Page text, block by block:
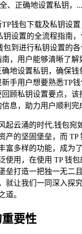
、正确地设置私钥，...
钱包下载及私钥设
钥设置的全流程指南
包到进行私钥设置的各
，用户能够清晰了解
确地设置私钥，确保钱
手用户想要熟悉TP
顾私钥设置要点，该
息，助力用户顺利完
起云涌的时代,钱包宛
产的坚固堡垒，而 TP
富多样的功能，成为
使用，在使用 TP 钱
垒打造一把独一无二
就让我们一同深入探
道。
要性